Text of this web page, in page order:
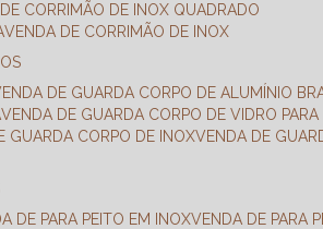
DE CORRIMÃO DE INOX QUADRADO
VENDA DE CORRIMÃO DE INOX
VENDA DE GUARDA CORPO DE ALUMÍNIO
VENDA DE GUARDA CORPO DE VIDRO
GUARDA CORPO DE INOX
VENDA DE
DE PARA PEITO EM INOX
VENDA DE PARA